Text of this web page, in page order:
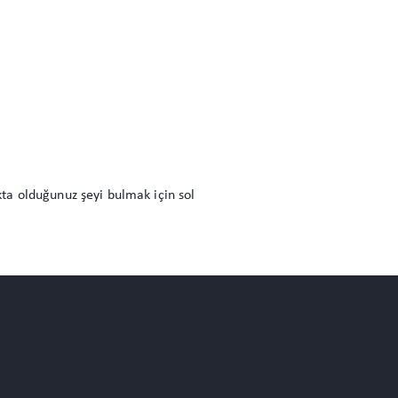
olduğunuz şeyi bulmak için sol